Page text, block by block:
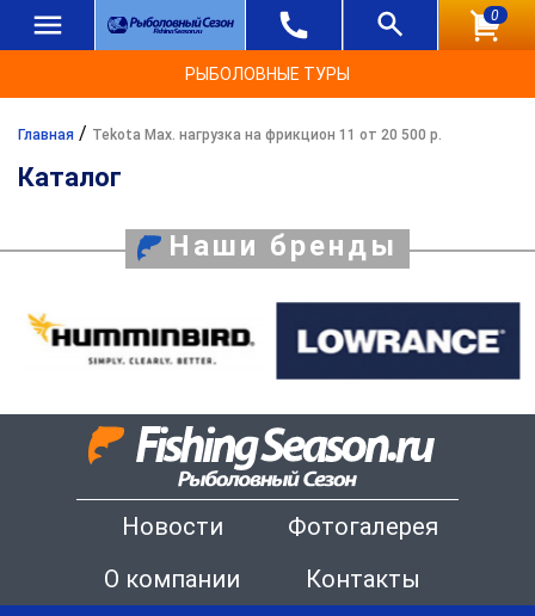
0
РЫБОЛОВНЫЕ ТУРЫ
Главная / Tekota Max. нагрузка на фрикцион 11 от 20 500 р.
Каталог
Наши бренды
Новости
Фотогалерея
О компании
Контакты